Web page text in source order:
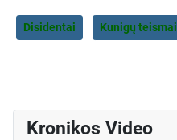
Disidentai Kunigų teismai
Kronikos Video